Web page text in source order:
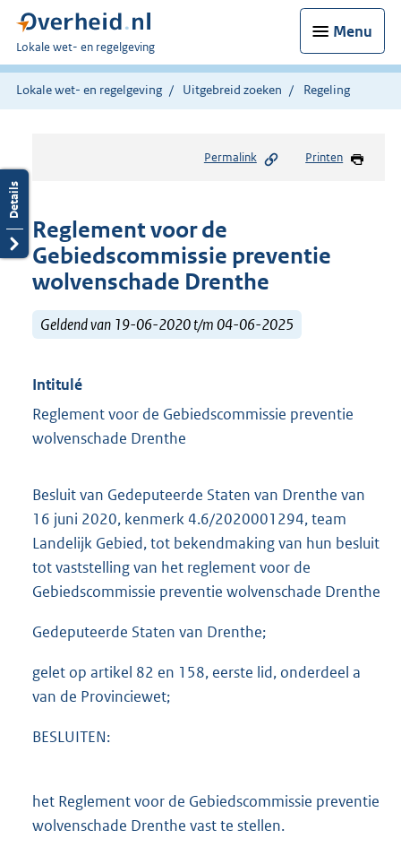
Menu
U
bent
hier:
Lokale wet- en regelgeving
Lokale wet- en regelgeving Uitgebreid zoeken Regeling
Permalink Printen
Reglement voor de
Gebiedscommissie preventie
wolvenschade Drenthe
Geldend van 19-06-2020 t/m 04-06-2025
Intitulé
Reglement voor de Gebiedscommissie preventie
wolvenschade Drenthe
Besluit van Gedeputeerde Staten van Drenthe van
16 juni 2020, kenmerk 4.6/2020001294, team
Landelijk Gebied, tot bekendmaking van hun besluit
tot vaststelling van het reglement voor de
Gebiedscommissie preventie wolvenschade Drenthe
Gedeputeerde Staten van Drenthe;
gelet op artikel 82 en 158, eerste lid, onderdeel a
van de Provinciewet;
BESLUITEN:
het Reglement voor de Gebiedscommissie preventie
wolvenschade Drenthe vast te stellen.